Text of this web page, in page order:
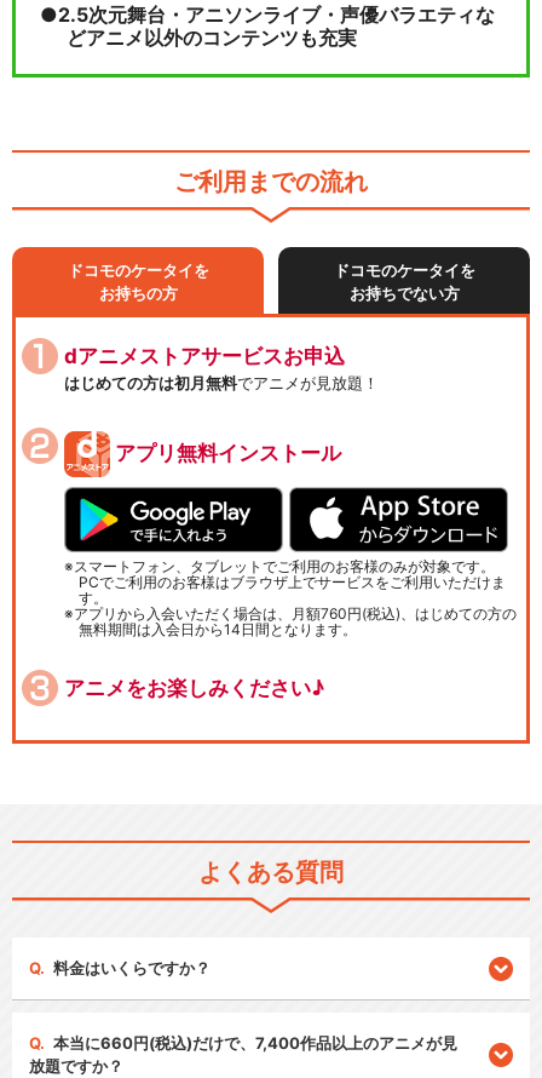
2.5次元舞台・アニソンライブ・声優バラエティな
どアニメ以外のコンテンツも充実
ご利用までの流れ
ドコモのケータイを
お持ちの方
ドコモのケータイを
お持ちでない方
dアニメストアサービスお申込
はじめての方は初月無料でアニメが見放題！
アプリ無料インストール
スマートフォン、タブレットでご利用のお客様のみが対象です。
PCでご利用のお客様はブラウザ上でサービスをご利用いただけま
す。
アプリから入会いただく場合は、月額760円(税込)、はじめての方の
無料期間は入会日から14日間となります。
アニメをお楽しみください♪
よくある質問
料金はいくらですか？
本当に660円(税込)だけで、7,400作品以上のアニメが見
放題ですか？